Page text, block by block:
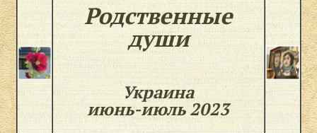
Родственные
души
Украина
июнь-июль 2023